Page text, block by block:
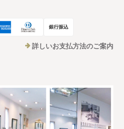
銀行振込
詳しいお支払方法のご案内